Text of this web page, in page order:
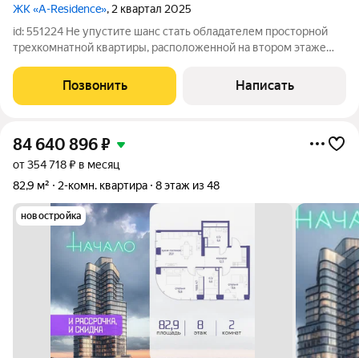
ЖК «A-Residence», 2 квартал 2025
id: 551224 Не упустите шанс стать обладателем просторной
трехкомнатной квартиры, расположенной на втором этаже
Павелецкая! Это уникальное предложение для тех, кто ценит
комфорт, стиль и удобное
Позвонить Написать
84 640 896₽
от 354 718 ₽ в месяц
82,9 м²
2-комн. квартира 8 этаж из 48
новостройка